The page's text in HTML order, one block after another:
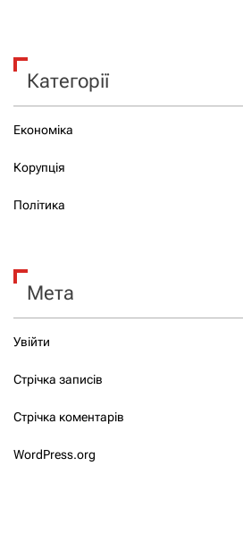
Категорії
Економіка
Корупція
Політика
Мета
Увійти
Стрічка записів
Стрічка коментарів
WordPress.org